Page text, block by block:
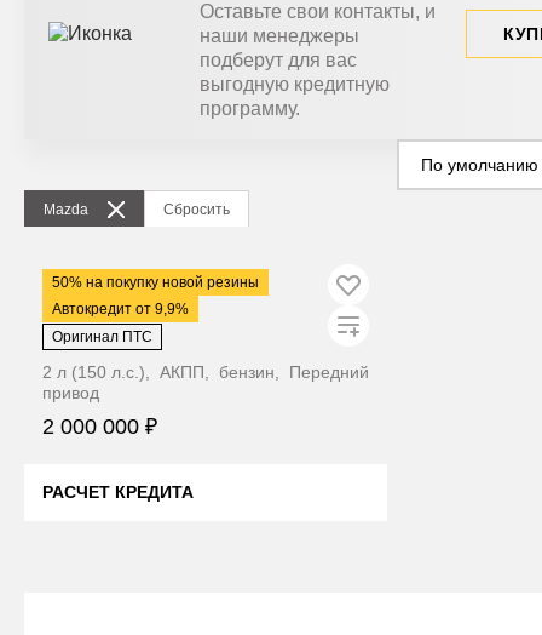
Оставьте свои контакты, и
наши менеджеры
подберут для вас
выгодную кредитную
программу.
Mazda Сбросить
По умолчанию
50% на покупку новой резины
Автокредит от 9,9%
2018·117 400 км
Mazda 6
Оригинал ПТС
2 л (150 л.с.), АКПП, бензин, Передний
привод
2 000 000 ₽
РАСЧЕТ КРЕДИТА